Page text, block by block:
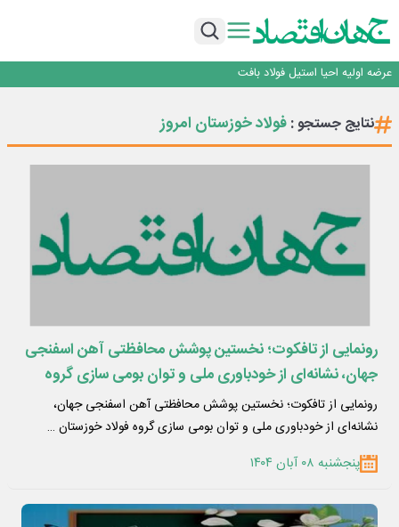
بانک ملت در رتبه نخست پرداخت تسهیلات ازدواج و فرزندآوری قرار گرفت
نمایشگاهی برگزار می‌شود
عرضه اولیه احیا استیل فولاد بافت
ورق گرم مبارکه به پروژه های انتقال آب رسید
بانک ملت در رتبه نخست پرداخت تسهیلات ازدواج و فرزندآوری قرار گرفت
نتایج جستجو :فولاد خوزستان امروز
رونمایی از تافکوت؛ نخستین پوشش محافظتی آهن اسفنجی
جهان، نشانه‌ای از خودباوری ملی و توان بومی سازی گروه
فولاد خوزستان
رونمایی از تافکوت؛ نخستین پوشش محافظتی آهن اسفنجی جهان،
نشانه‌ای از خودباوری ملی و توان بومی سازی گروه فولاد خوزستان …
پنجشنبه ۰۸ آبان ۱۴۰۴